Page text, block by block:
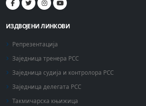
ИЗДВОЈЕНИ ЛИНКОВИ
Репрезентација
Заједница тренера РСС
Заједница судија и контролора РСС
Заједница делегата РСС
Такмичарска књижица